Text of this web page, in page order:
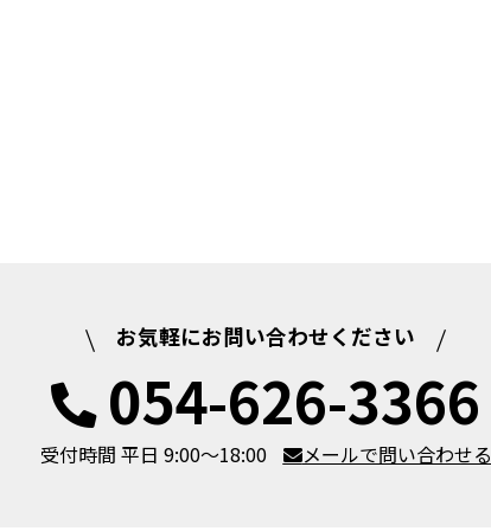
お気軽にお問い合わせください
054-626-3366
受付時間 平日 9:00～18:00 メールで問い合わせる